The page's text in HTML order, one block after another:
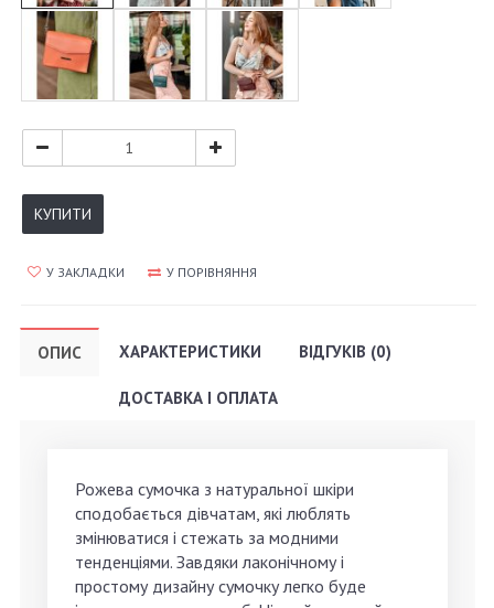
КУПИТИ
У ЗАКЛАДКИ У ПОРІВНЯННЯ
ОПИС ХАРАКТЕРИСТИКИ ВІДГУКІВ (0)
ДОСТАВКА І ОПЛАТА
Рожева сумочка з натуральної шкіри
сподобається дівчатам, які люблять
змінюватися і стежать за модними
тенденціями. Завдяки лаконічному і
простому дизайну сумочку легко буде